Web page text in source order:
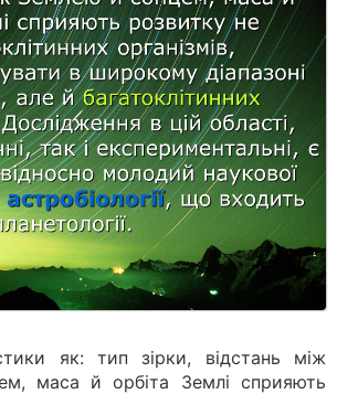
як: тип зірки, відстань між
маса й орбіта Землі сприяють